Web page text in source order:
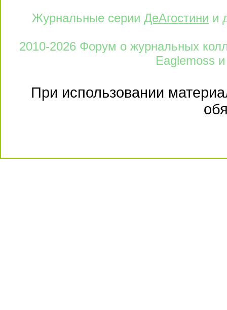
Журнальные серии ДеАгостини и
2010-2026 Форум о журнальных
Eaglemoss и
При использовании